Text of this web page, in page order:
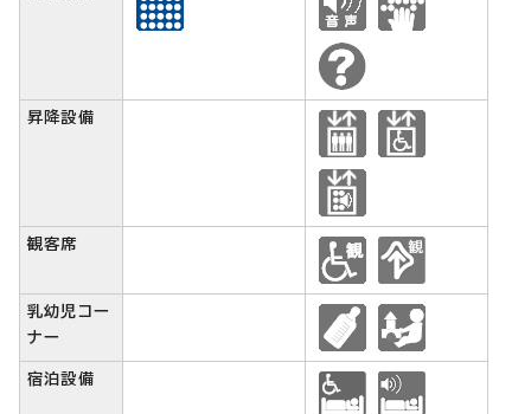
昇降設備
観客席
乳幼児コー
ナー
宿泊設備